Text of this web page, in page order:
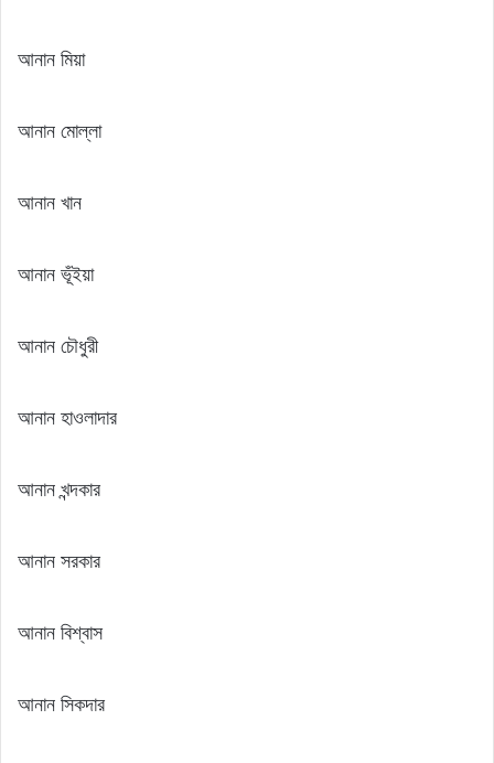
আনান মিয়া
আনান মোল্লা
আনান খান
আনান ভূঁইয়া
আনান চৌধুরী
আনান হাওলাদার
আনান খন্দকার
আনান সরকার
আনান বিশ্বাস
আনান সিকদার